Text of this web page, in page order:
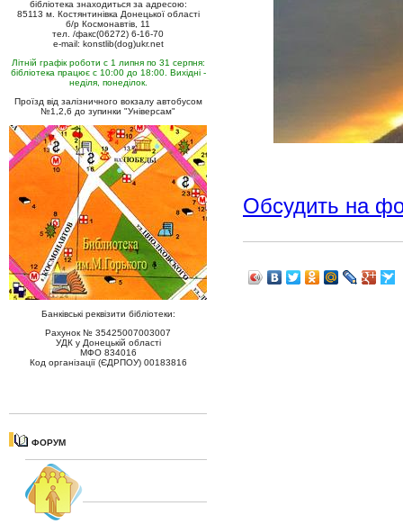
бібліотека знаходиться за адресою:
85113 м. Костянтинівка Донецької області
б/р Космонавтів, 11
тел. /факс(06272) 6-16-70
e-mail: konstlib(dog)ukr.net
Літній графік роботи с 1 липня по 31 серпня:
бібліотека працює с 10:00 до 18:00. Вихідні -
неділя, понеділок.
Проїзд від залізничного вокзалу автобусом
№1,2,6 до зупинки "Універсам"
Банківські реквізити бібліотеки:
Рахунок № 35425007003007
УДК у Донецькій області
МФО 834016
Код організації (ЄДРПОУ) 00183816
ФОРУМ
Обсудить на